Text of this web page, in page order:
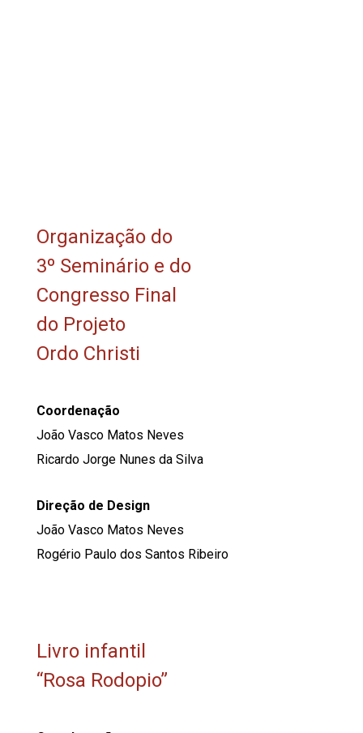
Organização do
3º Seminário e do
Congresso Final
do Projeto
Ordo Christi
Coordenação
João Vasco Matos Neves
Ricardo Jorge Nunes da Silva
Direção de Design
João Vasco Matos Neves
Rogério Paulo dos Santos Ribeiro
Livro infantil
“Rosa Rodopio”